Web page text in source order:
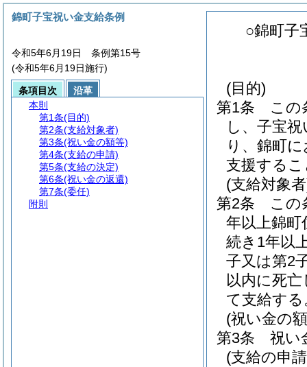
○錦町子
(目的)
第1条
この
し、子宝祝
り、錦町
支援する
(支給対象
第2条
この
年以上錦
続き1年以
子又は第2
以内に死
て支給する
(祝い金の
第3条
祝い
(支給の申
錦町子宝祝い金支給条例
令和5年6月19日 条例第15号
(令和5年6月19日施行)
条項目次
沿革
本則
第1条(目的)
第2条(支給対象者)
第3条(祝い金の額等)
第4条(支給の申請)
第5条(支給の決定)
第6条(祝い金の返還)
第7条(委任)
附則